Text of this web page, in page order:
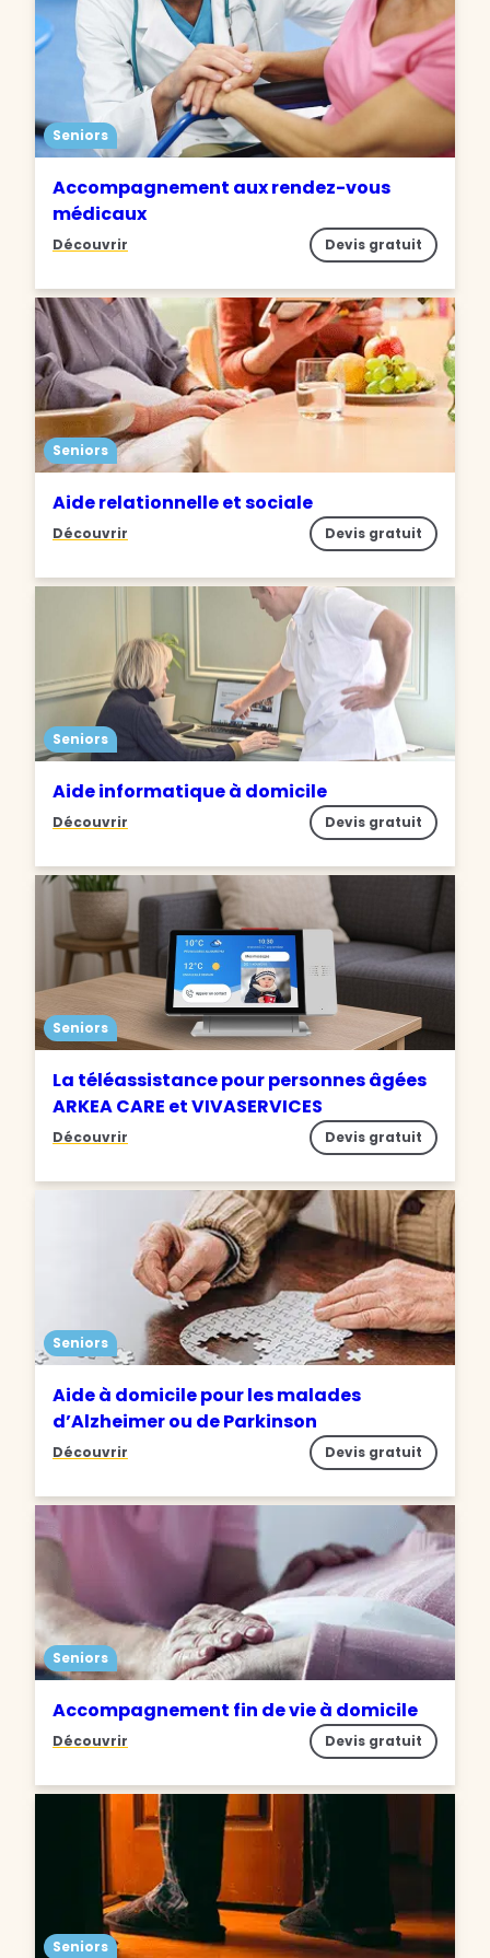
Seniors
Accompagnement aux rendez-vous
médicaux
Découvrir Devis gratuit
Seniors
Aide relationnelle et sociale
Découvrir Devis gratuit
Seniors
Aide informatique à domicile
Découvrir Devis gratuit
Seniors
La téléassistance pour personnes âgées
ARKEA CARE et VIVASERVICES
Découvrir Devis gratuit
Seniors
Aide à domicile pour les malades
d’Alzheimer ou de Parkinson
Découvrir Devis gratuit
Seniors
Accompagnement fin de vie à domicile
Découvrir Devis gratuit
Seniors